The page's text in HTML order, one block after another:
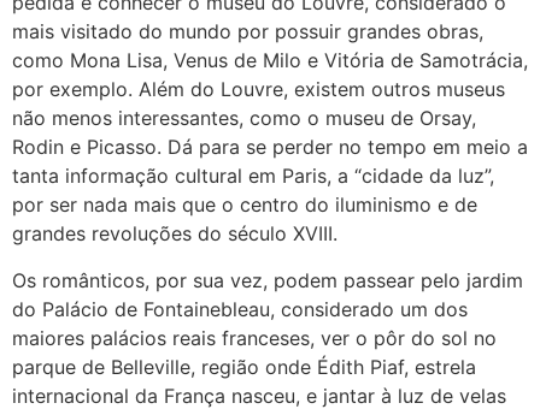
mais visitado do mundo por possuir grandes obras,
como Mona Lisa, Venus de Milo e Vitória de Samotrácia,
por exemplo. Além do Louvre, existem outros museus
não menos interessantes, como o museu de Orsay,
Rodin e Picasso. Dá para se perder no tempo em meio a
tanta informação cultural em Paris, a “cidade da luz”,
por ser nada mais que o centro do iluminismo e de
grandes revoluções do século XVIII.
Os românticos, por sua vez, podem passear pelo jardim
do Palácio de Fontainebleau, considerado um dos
maiores palácios reais franceses, ver o pôr do sol no
parque de Belleville, região onde Édith Piaf, estrela
internacional da França nasceu, e jantar à luz de velas